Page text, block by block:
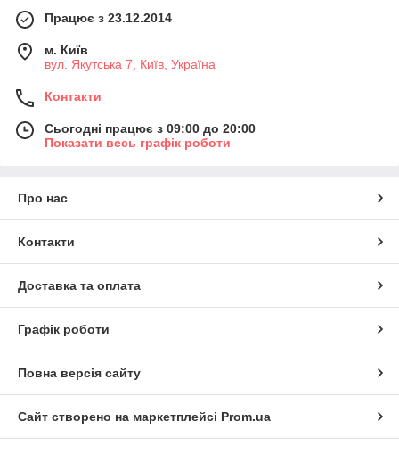
Працює з 23.12.2014
м. Київ
вул. Якутська 7, Київ, Україна
Контакти
Сьогодні працює з 09:00 до 20:00
Показати весь графік роботи
Про нас
Контакти
Доставка та оплата
Графік роботи
Повна версія сайту
Сайт створено на маркетплейсі Prom.ua